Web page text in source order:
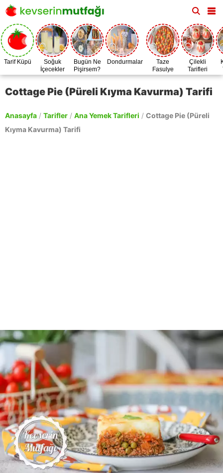
Tarif Küpü
Soğuk
İçecekler
Bugün Ne
Pişirsem?
Dondurmalar
Taze
Fasulye
Zamanı
Çilekli
Tarifleri
Cottage Pie (Püreli Kıyma Kavurma) Tarifi
Anasayfa / Tarifler / Ana Yemek Tarifleri / Cottage Pie (Püreli
Kıyma Kavurma) Tarifi